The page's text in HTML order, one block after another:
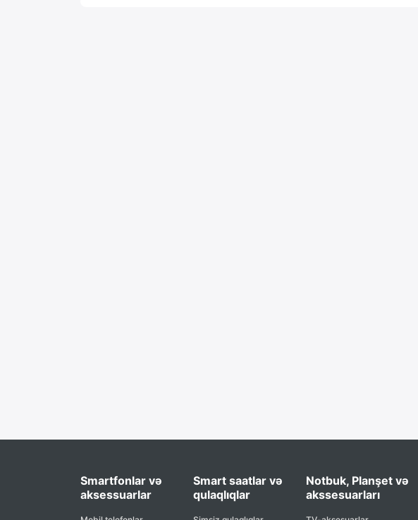
Smartfonlar və
aksessuarlar
Smart saatlar və
qulaqlıqlar
Notbuk, Planşet və
akssesuarları